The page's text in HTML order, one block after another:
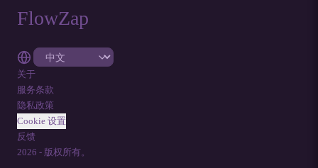
FlowZap
关于
服务条款
隐私政策
Cookie 设置
反馈
2026 - 版权所有。